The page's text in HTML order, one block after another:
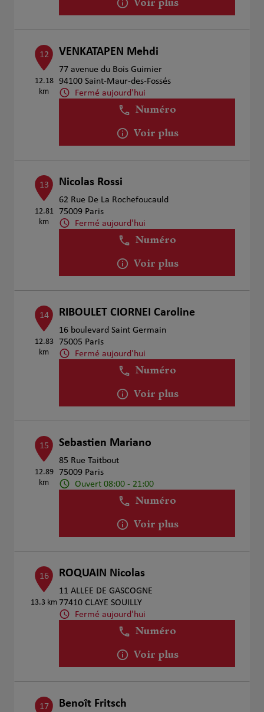
Voir plus
12
12.18
km
VENKATAPEN Mehdi
77 avenue du Bois Guimier
94100 Saint-Maur-des-Fossés
Fermé aujourd'hui
Numéro
Voir plus
13
12.81
km
Nicolas Rossi
62 Rue De La Rochefoucauld
75009 Paris
Fermé aujourd'hui
Numéro
Voir plus
14
12.83
km
RIBOULET CIORNEI Caroline
16 boulevard Saint Germain
75005 Paris
Fermé aujourd'hui
Numéro
Voir plus
15
12.89
km
Sebastien Mariano
85 Rue Taitbout
75009 Paris
Ouvert 08:00 - 21:00
Numéro
Voir plus
16
13.3 km
ROQUAIN Nicolas
11 ALLEE DE GASCOGNE
77410 CLAYE SOUILLY
Fermé aujourd'hui
Numéro
Voir plus
17 Benoît Fritsch